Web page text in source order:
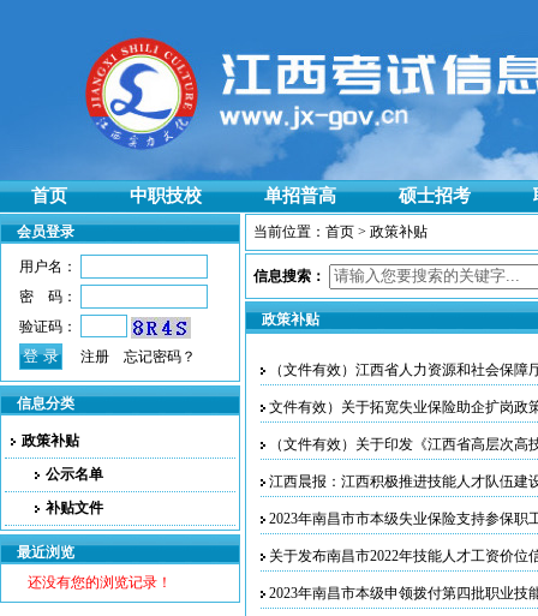
首页 中职技校 单招普高 硕士招考
会员登录
用户名：
密 码：
验证码：
注册
忘记密码？
信息分类
政策补贴
公示名单
补贴文件
最近浏览
还没有您的浏览记录！
当前位置： 首页 > 政策补贴
信息搜索：
政策补贴
（文件有效）江西省人力资源和社会保
文件有效）关于拓宽失业保险助企扩岗政
（文件有效）关于印发《江西省高层次
江西晨报：江西积极推进技能人才队伍建
2023年南昌市市本级失业保险支持参保职
关于发布南昌市2022年技能人才工资价位
2023年南昌市本级申领拨付第四批职业技